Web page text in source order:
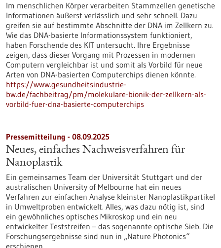
Im menschlichen Körper verarbeiten Stammzellen genetische
Informationen äußerst verlässlich und sehr schnell. Dazu
greifen sie auf bestimmte Abschnitte der DNA im Zellkern zu.
Wie das DNA-basierte Informationssystem funktioniert,
haben Forschende des KIT untersucht. Ihre Ergebnisse
zeigen, dass dieser Vorgang mit Prozessen in modernen
Computern vergleichbar ist und somit als Vorbild für neue
Arten von DNA-basierten Computerchips dienen könnte.
https://www.gesundheitsindustrie-
bw.de/fachbeitrag/pm/molekulare-bionik-der-zellkern-als-
vorbild-fuer-dna-basierte-computerchips
Pressemitteilung - 08.09.2025
Neues, einfaches Nachweisverfahren für
Nanoplastik
Ein gemeinsames Team der Universität Stuttgart und der
australischen University of Melbourne hat ein neues
Verfahren zur einfachen Analyse kleinster Nanoplastikpartikel
in Umweltproben entwickelt. Alles, was dazu nötig ist, sind
ein gewöhnliches optisches Mikroskop und ein neu
entwickelter Teststreifen – das sogenannte optische Sieb. Die
Forschungsergebnisse sind nun in „Nature Photonics“
erschienen